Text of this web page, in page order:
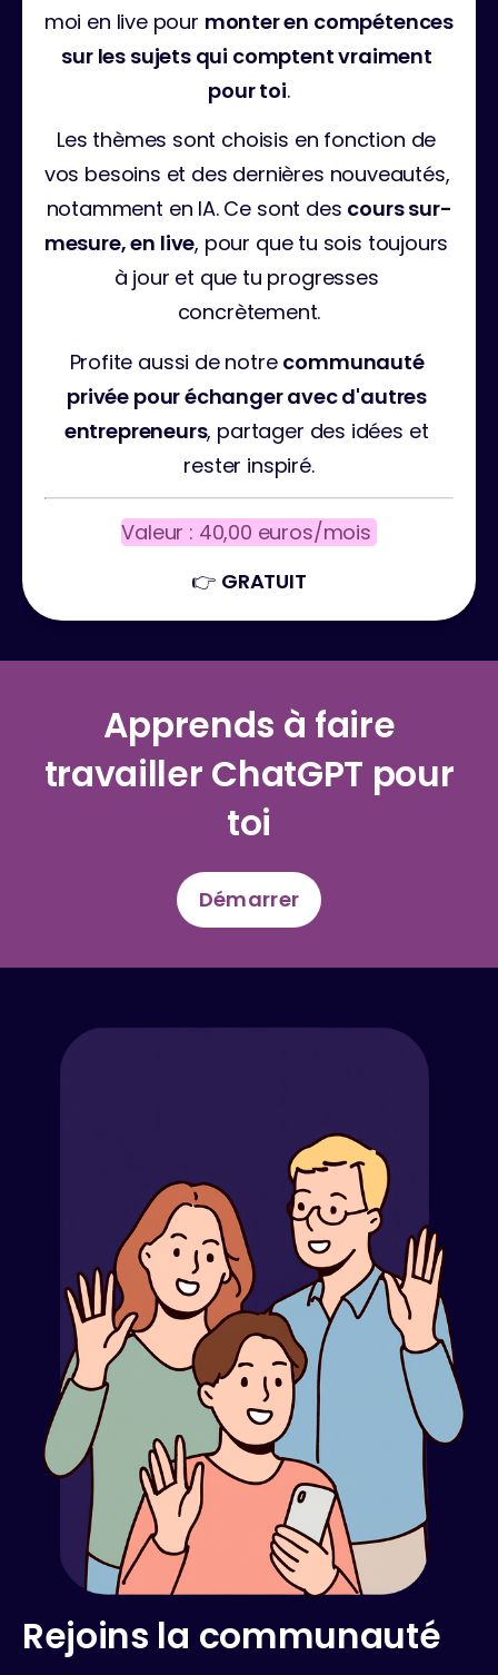
moi en live pour monter en compétences
sur les sujets qui comptent vraiment
pour toi.
Les thèmes sont choisis en fonction de
vos besoins et des dernières nouveautés,
notamment en IA. Ce sont des cours sur-
mesure, en live, pour que tu sois toujours
à jour et que tu progresses
concrètement.
Profite aussi de notre communauté
privée pour échanger avec d'autres
entrepreneurs, partager des idées et
rester inspiré.
Valeur : 40,00 euros/mois
👉 GRATUIT
Apprends à faire
travailler ChatGPT pour
toi
Démarrer
Rejoins la communauté